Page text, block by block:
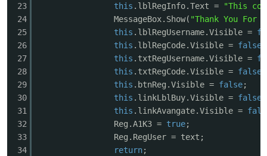
23
24
25
26
27
28
29
30
31
32
33
34
this .lblRegInfo.Text =
"This
MessageBox.Show( "Thank You For
this .lblRegUsername.Visible =
this .lblRegCode.Visible = false
this .txtRegUsername.Visible =
this .txtRegCode.Visible = false
this .btnReg.Visible = false;
this .linkLblBuy.Visible = false
this .linkAvangate.Visible =
Reg.A1K3 = true;
Reg.RegUser = text;
return;